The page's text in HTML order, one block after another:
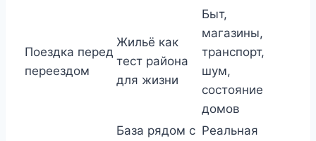
Поездка перед
переездом
Жильё как
тест района
для жизни
Быт,
магазины,
транспорт,
шум,
состояние
домов
База рядом с Реальная